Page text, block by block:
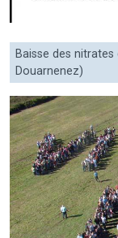
Baisse des nitrates
Douarnenez)